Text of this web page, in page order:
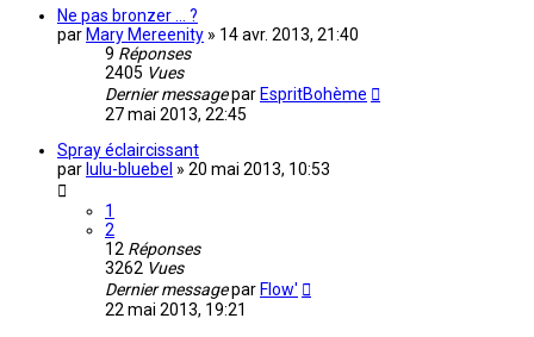
Ne pas bronzer ... ?
par Mary Mereenity » 14 avr. 2013, 21:40
9 Réponses
2405 Vues
Dernier messagepar EspritBohème
27 mai 2013, 22:45
Spray éclaircissant
par lulu-bluebel » 20 mai 2013, 10:53
1
2
12 Réponses
3262 Vues
Dernier messagepar Flow'
22 mai 2013, 19:21